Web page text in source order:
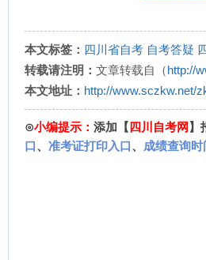
本文标签： 四川省自考 自考答疑
转载请注明： 文章转载自（http://
本文地址： http://www.sczkw.net/
⊙小编提示： 添加【四川自考网 】
口、 准考证打印入口、 成绩查询时